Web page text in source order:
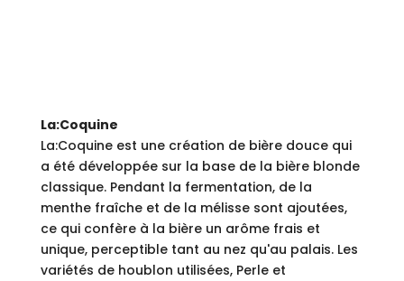
La:Coquine
La:Coquine est une création de bière douce qui
a été développée sur la base de la bière blonde
classique. Pendant la fermentation, de la
menthe fraîche et de la mélisse sont ajoutées,
ce qui confère à la bière un arôme frais et
unique, perceptible tant au nez qu'au palais. Les
variétés de houblon utilisées, Perle et